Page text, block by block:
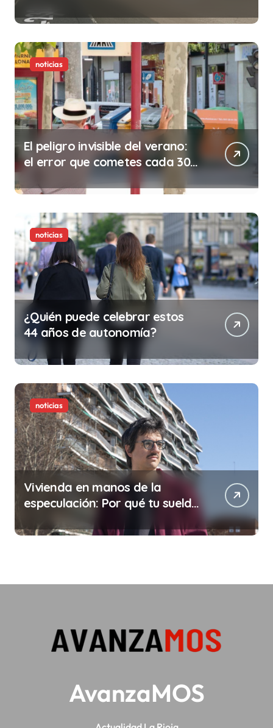
noticias
El peligro invisible del verano:
el error que cometes cada 30
minutos en tu trabajo (y la
ilegalidad que te puede costar
la vida)
noticias
¿Quién puede celebrar estos
44 años de autonomía?
noticias
Vivienda en manos de la
especulación: Por qué tu sueldo
AvanzaMOS